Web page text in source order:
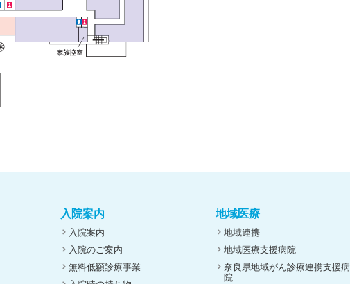
入院案内
入院案内
入院のご案内
無料低額診療事業
地域医療
地域連携
地域医療支援病院
奈良県地域がん診療連携支援病
院